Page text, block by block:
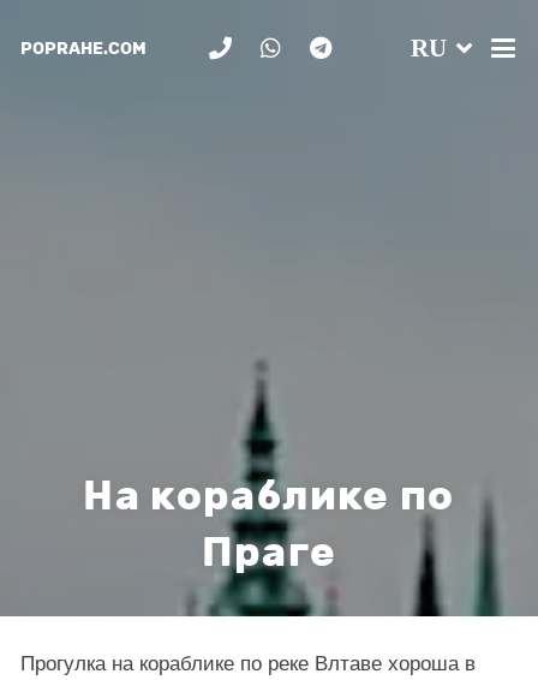
POPRAHE.COM RU
На кораблике по
Праге
Прогулка на кораблике по реке Влтаве хороша в